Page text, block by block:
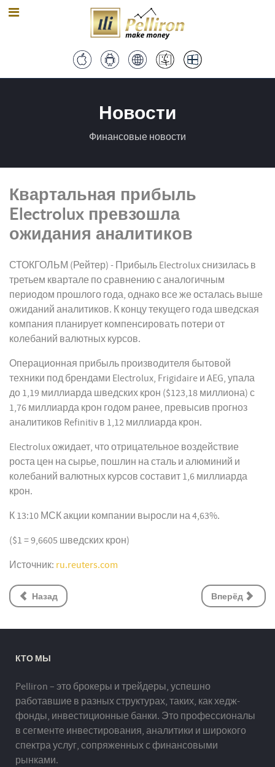
Новости
Финансовые новости
Квартальная прибыль
Electrolux превзошла
ожидания аналитиков
СТОКГОЛЬМ (Рейтер) - Прибыль Electrolux снизилась в
третьем квартале по сравнению с аналогичным
периодом прошлого года, однако все же осталась выше
ожиданий аналитиков. К концу текущего года шведская
компания планирует компенсировать потери от
колебаний валютных курсов.
Операционная прибыль производителя бытовой
техники под брендами Electrolux, Frigidaire и AEG, упала
до 1,19 миллиарда шведских крон ($123,18 миллиона) с
1,76 миллиарда крон годом ранее, превысив прогноз
аналитиков Refinitiv в 1,12 миллиарда крон.
Electrolux ожидает, что отрицательное воздействие
роста цен на сырье, пошлин на сталь и алюминий и
колебаний валютных курсов составит 1,6 миллиарда
крон.
К 13:10 МСК акции компании выросли на 4,63%.
($1 = 9,6605 шведских крон)
Источник: ru.reuters.com
Назад Вперёд
КТО МЫ
Pelliron – это брокеры и трейдеры, успешно
работавшие в разных структурах, таких, как хедж-
фонды, инвестиционные банки. Это профессионалы
в сегменте инвестирования, аналитики и широкого
спектра услуг, сопряженных с финансовыми
рынками.